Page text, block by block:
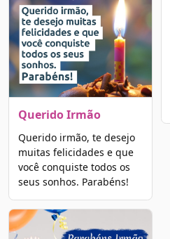
Querido Irmão
Querido irmão, te desejo
muitas felicidades e que
você conquiste todos os
seus sonhos. Parabéns!